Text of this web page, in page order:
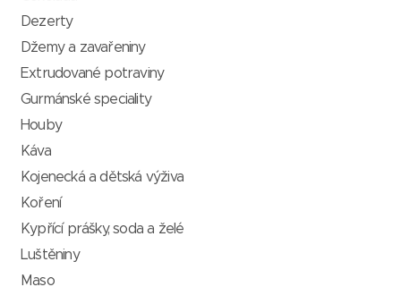
Dezerty
Džemy a zavařeniny
Extrudované potraviny
Gurmánské speciality
Houby
Káva
Kojenecká a dětská výživa
Koření
Kypřící prášky, soda a želé
Luštěniny
Maso